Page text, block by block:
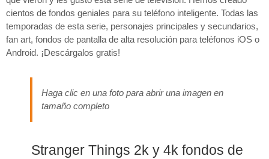
cientos de fondos geniales para su teléfono inteligente. Todas las
temporadas de esta serie, personajes principales y secundarios,
fan art, fondos de pantalla de alta resolución para teléfonos iOS o
Android. ¡Descárgalos gratis!
Haga clic en una foto para abrir una imagen en
tamaño completo
Stranger Things 2k y 4k fondos de